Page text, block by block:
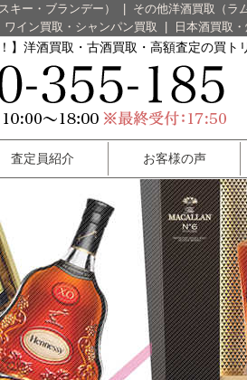
キー・ブランデー）
その他洋酒買取（ラ
ワイン買取・シャンパン買取
日本酒買取
】洋酒買取・古酒買取・高額査定の買ト
査定員紹介 お客様の声